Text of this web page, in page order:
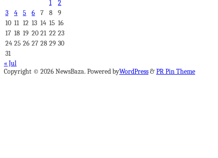
1
2
3
4 5 6 7 8
9
10 11 12 13 14 15 16
17 18 19 20 21 22 23
24 25 26 27 28 29 30
31
« Jul
Copyright © 2026 NewsBaza. Powered byWordPress&PR Pin Theme